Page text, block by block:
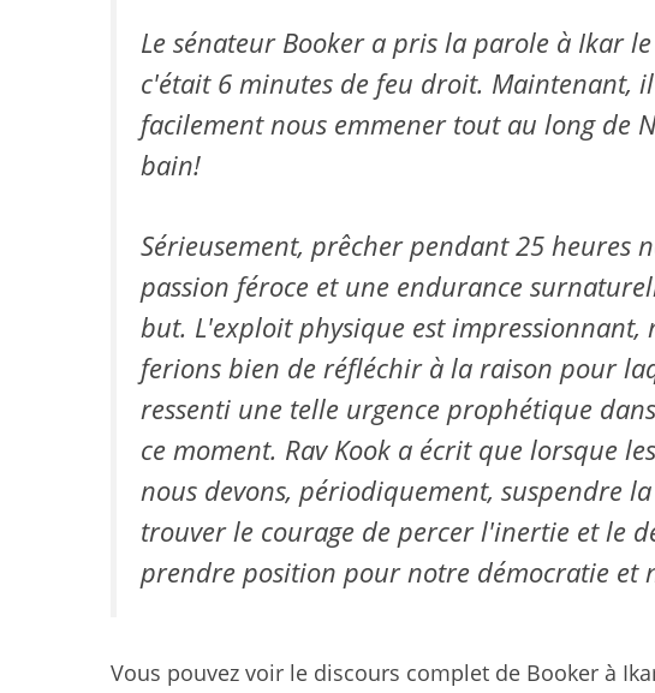
Le sénateur Booker a pris la parole à Ikar
c'était 6 minutes de feu droit. Maintenant,
facilement nous emmener tout au long de
bain!
Sérieusement, prêcher pendant 25 heures
passion féroce et une endurance
but. L'exploit physique est impressionnant,
ferions bien de réfléchir à la raison pour
ressenti une telle urgence prophétique
ce moment. Rav Kook a écrit que lorsque
nous devons, périodiquement, suspendre
trouver le courage de percer l'inertie et le
prendre position pour notre démocratie et
Vous pouvez voir le discours complet de Booker à